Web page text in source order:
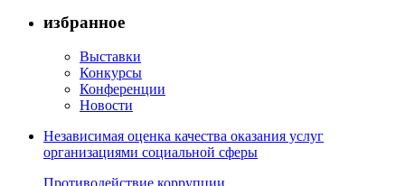
избранное
Выставки
Конкурсы
Конференции
Новости
Независимая оценка качества оказания услуг
организациями социальной сферы